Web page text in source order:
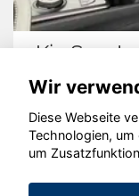
Kia
©
Wir
Diese Webseite
Technologien,
um